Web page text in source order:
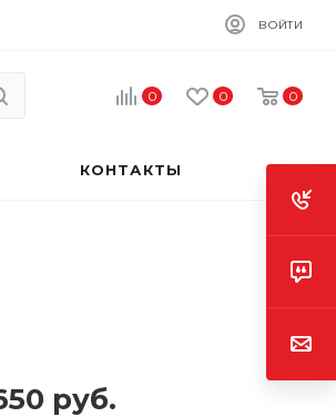
ВОЙТИ
0 0 0
КОНТАКТЫ
руб.